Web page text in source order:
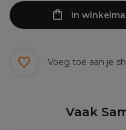
In
Voeg toe aan je
Vaak